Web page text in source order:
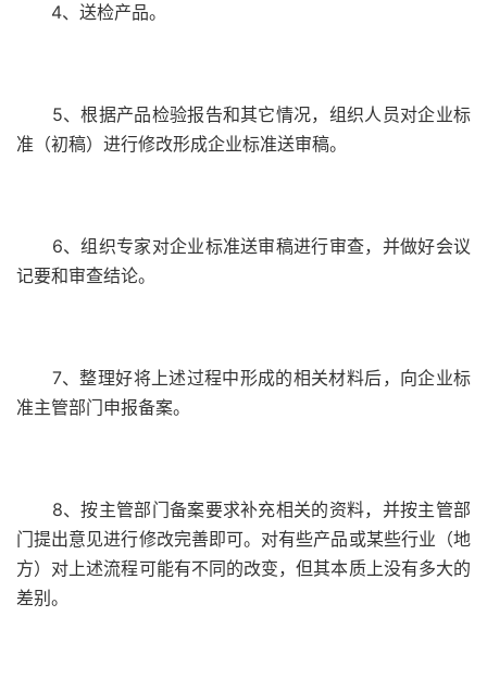
4、送检产品。
5、根据产品检验报告和其它情况，组织人员对企业标
准（初稿）进行修改形成企业标准送审稿。
6、组织专家对企业标准送审稿进行审查，并做好会议
记要和审查结论。
7、整理好将上述过程中形成的相关材料后，向企业标
准主管部门申报备案。
8、按主管部门备案要求补充相关的资料，并按主管部
门提出意见进行修改完善即可。对有些产品或某些行业（地
方）对上述流程可能有不同的改变，但其本质上没有多大的
差别。